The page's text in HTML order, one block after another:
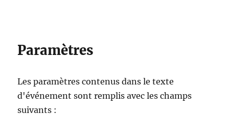
Paramètres
Les paramètres contenus dans le texte
d'événement sont remplis avec les champs
suivants :